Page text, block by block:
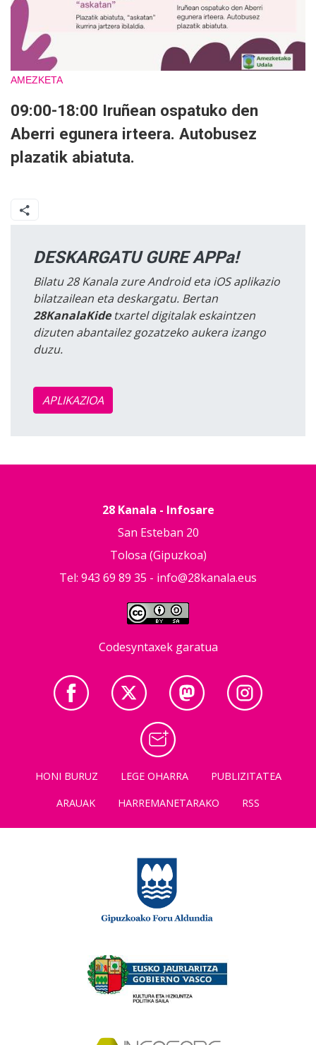
AMEZKETA
09:00-18:00 Iruñean ospatuko den
Aberri egunera irteera. Autobusez
plazatik abiatuta.
DESKARGATU GURE APPa!
Bilatu 28 Kanala zure Android eta iOS aplikazio
bilatzailean eta deskargatu. Bertan
28KanalaKidetxartel digitalak eskaintzen
dizuten abantailez gozatzeko aukera izango
duzu.
APLIKAZIOA
28 Kanala - Infosare
San Esteban 20
Tolosa (Gipuzkoa)
Tel: 943 69 89 35 - info@28kanala.eus
Codesyntaxek garatua
HONI BURUZ LEGE OHARRA
PUBLIZITATEA
ARAUAK
HARREMANETARAKO RSS